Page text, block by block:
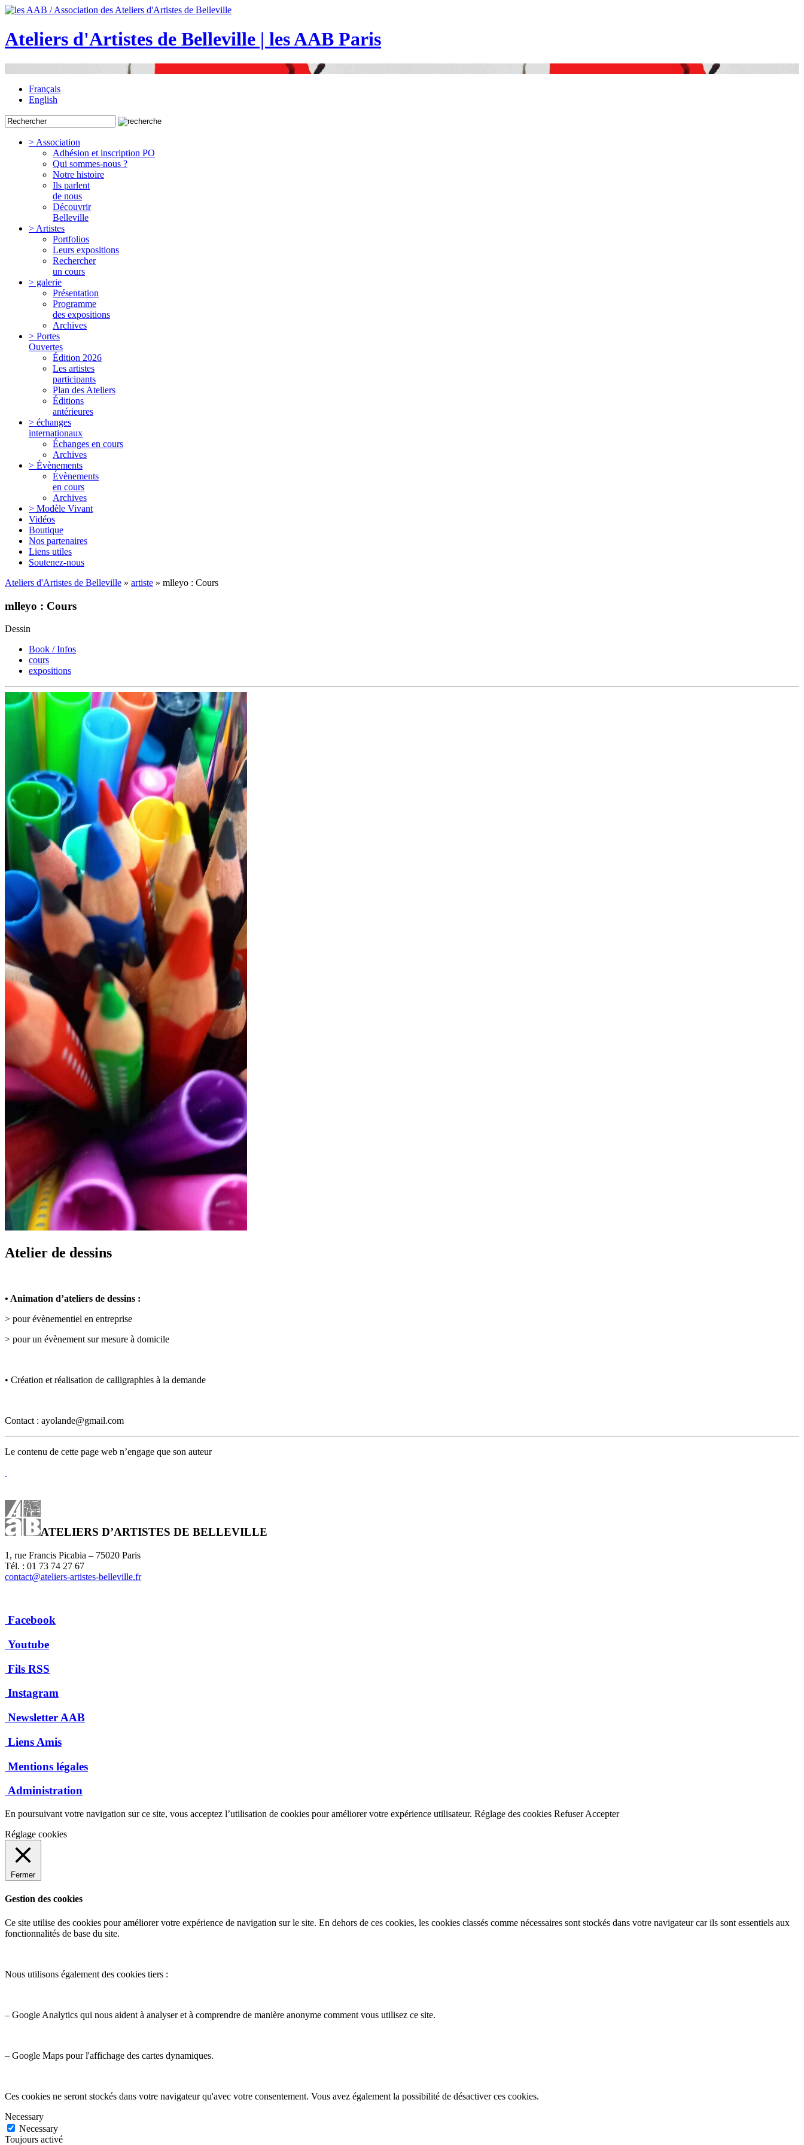
Ateliers d'Artistes de Belleville | les AAB Paris
Français
English
> Association
Adhésion et inscription PO
Qui sommes-nous ?
Notre histoire
Ils parlent
de nous
Découvrir
Belleville
> Artistes
Portfolios
Leurs expositions
Rechercher
un cours
> galerie
Présentation
Programme
des expositions
Archives
> Portes
Ouvertes
Édition 2026
Les artistes
participants
Plan des Ateliers
Éditions
antérieures
> échanges
internationaux
Échanges en cours
Archives
> Évènements
Évènements
en cours
Archives
> Modèle Vivant
Vidéos
Boutique
Nos partenaires
Liens utiles
Soutenez-nous
Ateliers d'Artistes de Belleville » artiste » mlleyo : Cours
mlleyo : Cours
Dessin
Book / Infos
cours
expositions
Atelier de dessins
• Animation d’ateliers de dessins :
> pour évènementiel en entreprise
> pour un évènement sur mesure à domicile
• Création et réalisation de calligraphies à la demande
Contact : ayolande@gmail.com
Le contenu de cette page web n’engage que son auteur
ATELIERS D’ARTISTES DE BELLEVILLE
1, rue Francis Picabia – 75020 Paris
Tél. : 01 73 74 27 67
contact@ateliers-artistes-belleville.fr
Facebook
Youtube
Fils RSS
Instagram
Newsletter AAB
Liens Amis
Mentions légales
Administration
En poursuivant votre navigation sur ce site, vous acceptez l’utilisation de cookies pour améliorer votre expérience utilisateur. Réglage des cookies Refuser Accepter
Réglage cookies
Fermer
Gestion des cookies
Ce site utilise des cookies pour améliorer votre expérience de navigation sur le site. En dehors de ces cookies, les cookies classés comme nécessaires sont stockés dans votre navigateur car ils sont essentiels aux
fonctionnalités de base du site.
Nous utilisons également des cookies tiers :
– Google Analytics qui nous aident à analyser et à comprendre de manière anonyme comment vous utilisez ce site.
– Google Maps pour l'affichage des cartes dynamiques.
Ces cookies ne seront stockés dans votre navigateur qu'avec votre consentement. Vous avez également la possibilité de désactiver ces cookies.
Necessary
Necessary
Toujours activé